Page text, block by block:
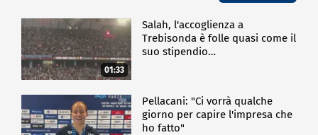
01:33
Salah, l'accoglienza a
Trebisonda è folle quasi come il
suo stipendio…
Pellacani: "Ci vorrà qualche
giorno per capire l'impresa che
ho fatto"